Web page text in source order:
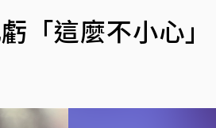
「這麼不小心」